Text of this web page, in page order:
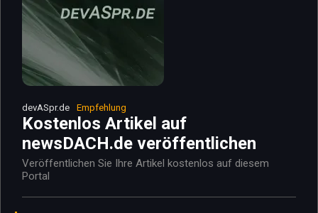
devASpr.de Empfehlung
Kostenlos Artikel auf
newsDACH.de veröffentlichen
Veröffentlichen Sie Ihre Artikel kostenlos auf diesem
Portal